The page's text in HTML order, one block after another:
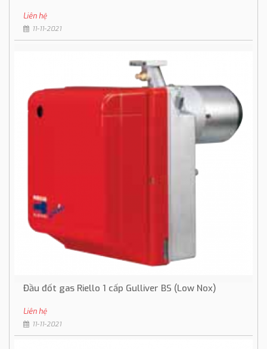
Liên hệ
11-11-2021
Đầu đốt gas Riello 1 cấp Gulliver BS (Low Nox)
Liên hệ
11-11-2021